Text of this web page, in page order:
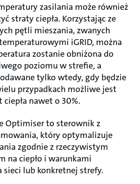
zasilania może również
straty ciepła. Korzystając ze
pętli mieszania, zwanych
iGRID, można
zostanie obniżona do
poziomu w strefie, a
tylko wtedy, gdy będzie
przypadkach możliwe jest
nawet o 30%.
Optimiser to sterownik z
który optymalizuje
zgodnie z rzeczywistym
na ciepło i warunkami
lub konkretnej strefy.